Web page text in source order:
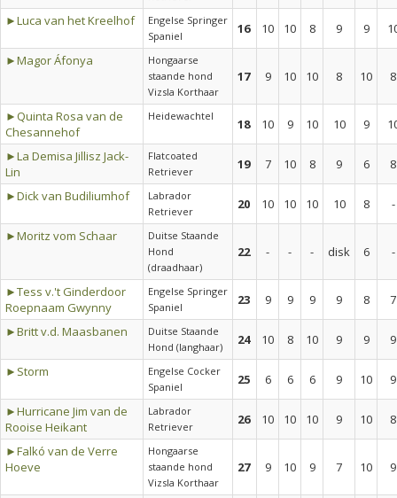
►Luca van het Kreelhof
Engelse Springer
Spaniel
16 10 10 8 9 9
►Magor Áfonya
Hongaarse
staande hond
Vizsla Korthaar
17 9 10 10 8 10 8
►Quinta Rosa van de
Chesannehof
Heidewachtel
18 10 9 10 10 9
►La Demisa Jillisz Jack-
Lin
Flatcoated
Retriever
19 7 10 8 9 6
8
►Dick van Budiliumhof
Labrador
Retriever
20 10 10 10 10 8
-
►Moritz vom Schaar
Duitse Staande
Hond
(draadhaar)
22 - - - disk 6 -
►Tess v.'t Ginderdoor
Roepnaam Gwynny
Engelse Springer
Spaniel
23 9 9 9 9 8
7
►Britt v.d. Maasbanen
Duitse Staande
Hond (langhaar)
24 10 8 10 9 9
9
►Storm
Engelse Cocker
Spaniel
25 6 6 6 9 10
9
►Hurricane Jim van de
Rooise Heikant
Labrador
Retriever
26 10 10 10 9 10
8
►Falkó van de Verre
Hoeve
Hongaarse
staande hond
Vizsla Korthaar
27 9 10 9 7 10 9